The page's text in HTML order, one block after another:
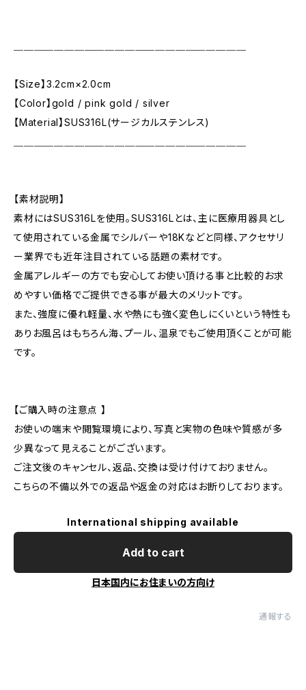
【Size】3.2cm×2.0cm
【Color】gold / pink gold / silver
【Material】SUS316L(サージカルステンレス)
【素材説明】
素材にはSUS316Lを使用。SUS316Lとは、主に医療用器具とし
て使用されている金属でシルバーや18Kなどと同様、アクセサリ
ー業界でも近年注目されている話題の素材です。
金属アレルギーの方でも安心してお使い頂ける事と比較的お求
めやすい価格でご提供できる事が最大のメリットです。
また、強度に優れ軽量、水や熱にも強く変色しにくいという特性も
ありお風呂はもちろん海、プール、温泉でもご使用頂くことが可能
です。
【ご購入時の注意点 】
お使いの端末や閲覧環境により、写真と実物の色味や質感が多
少異なって見えることがございます。
ご注文後のキャンセル、返品、交換は受け付けておりません。
こちらの不備以外での返品や返金の対応はお断りしております。
International shipping available
Add to cart
日本国内にお住まいの方向け
通報する